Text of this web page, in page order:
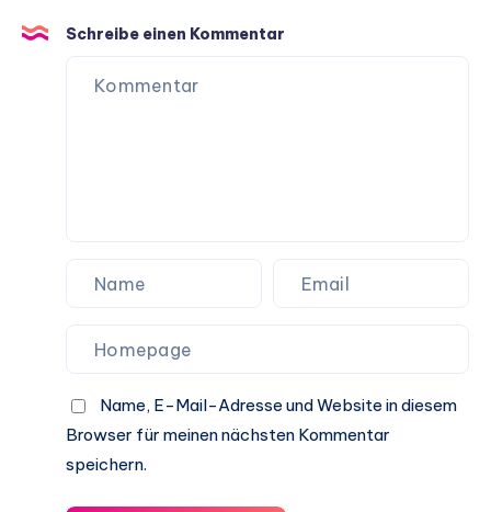
Schreibe einen Kommentar
Name, E-Mail-Adresse und Website in diesem
Browser für meinen nächsten Kommentar
speichern.